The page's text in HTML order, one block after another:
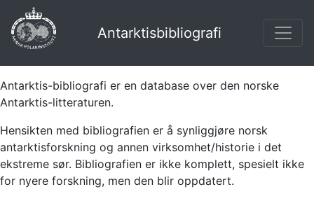
Antarktisbibliografi
Antarktis-bibliografi er en database over den norske
Antarktis-litteraturen.
Hensikten med bibliografien er å synliggjøre norsk
antarktisforskning og annen virksomhet/historie i det
ekstreme sør. Bibliografien er ikke komplett, spesielt ikke
for nyere forskning, men den blir oppdatert.